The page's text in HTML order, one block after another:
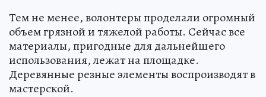
Тем не менее, волонтеры проделали огромный
объем грязной и тяжелой работы. Сейчас все
материалы, пригодные для дальнейшего
использования, лежат на площадке.
Деревянные резные элементы воспроизводят в
мастерской.